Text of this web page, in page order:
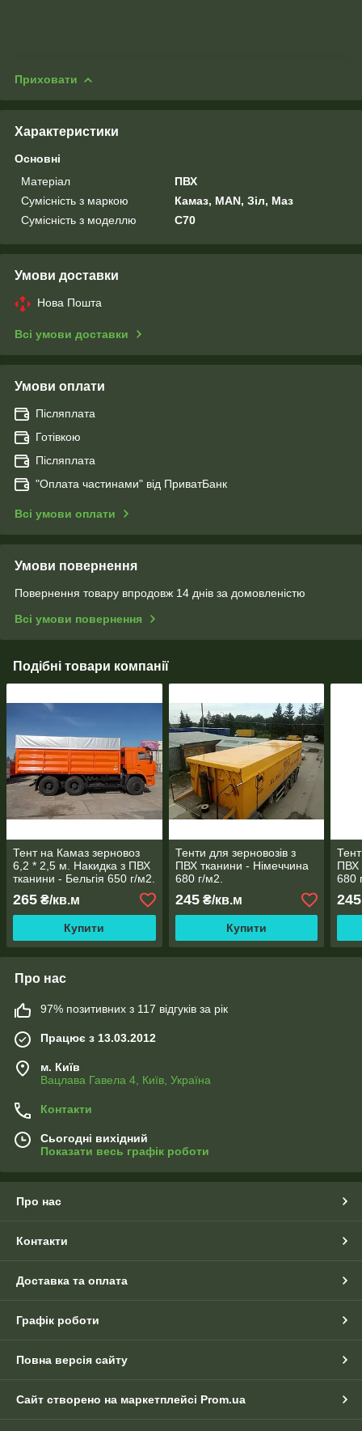
Приховати
Характеристики
Основні
Матеріал
ПВХ
Сумісність з маркою
Камаз, MAN, Зіл, Маз
Сумісність з моделлю
C70
Умови доставки
Нова Пошта
Всі умови доставки
Умови оплати
Післяплата
Готівкою
Післяплата
"Оплата чаcтинами" від ПриватБанк
Всі умови оплати
Умови повернення
Повернення товару впродовж 14 днів за домовленістю
Всі умови повернення
Подібні товари компанії
Тент на Камаз зерновоз
6,2 * 2,5 м. Накидка з ПВХ
тканини - Бельгія 650 г/м2.
265 ₴/кв.м
Купити
Тенти для зерновозів з
ПВХ тканини - Німеччина
680 г/м2.
245₴/кв.м
Купити
ПВХ
680
245
Про нас
97% позитивних з 117 відгуків за рік
Працює з 13.03.2012
м. Київ
Вацлава Гавела 4, Київ, Україна
Контакти
Сьогодні вихідний
Показати весь графік роботи
Про нас
Контакти
Доставка та оплата
Графік роботи
Повна версія сайту
Сайт створено на маркетплейсі Prom.ua